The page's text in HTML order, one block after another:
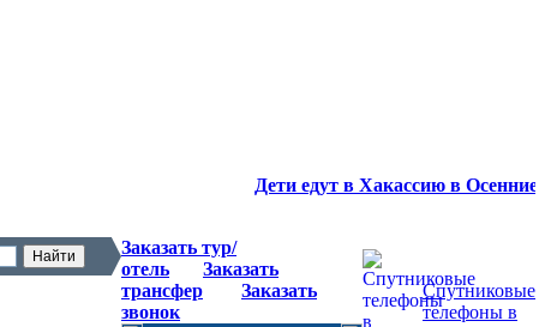
Дети едут в Хакассию в Осенние
Заказать тур/
отель
Заказать
трансфер
Заказать
звонок
Спутниковые
телефоны в